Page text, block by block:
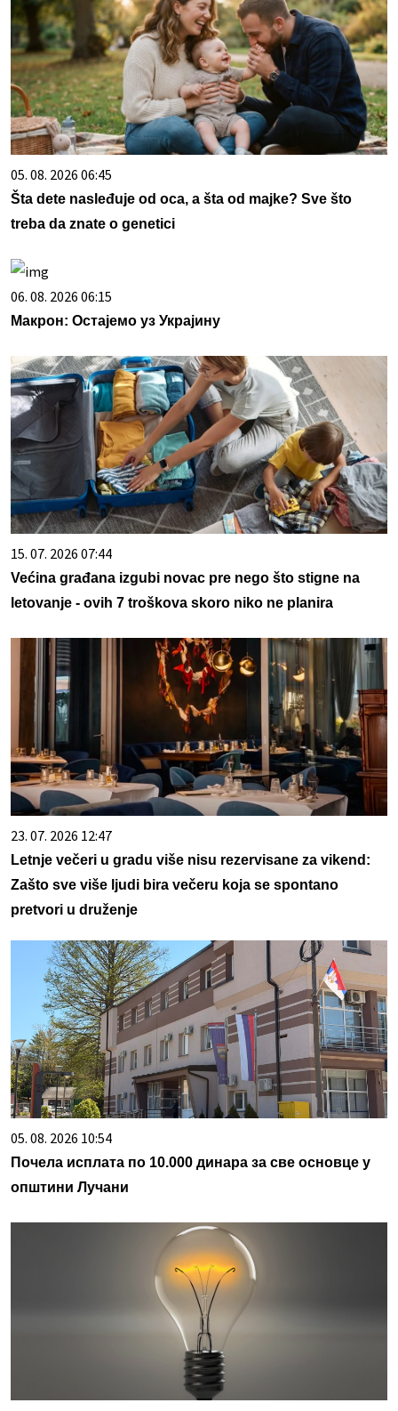
05. 08. 2026 06:45
Šta dete nasleđuje od oca, a šta od majke? Sve što
treba da znate o genetici
06. 08. 2026 06:15
Макрон: Остајемо уз Украјину
15. 07. 2026 07:44
Većina građana izgubi novac pre nego što stigne na
letovanje - ovih 7 troškova skoro niko ne planira
23. 07. 2026 12:47
Letnje večeri u gradu više nisu rezervisane za vikend:
Zašto sve više ljudi bira večeru koja se spontano
pretvori u druženje
05. 08. 2026 10:54
Почела исплата по 10.000 динара за све основце у
општини Лучани